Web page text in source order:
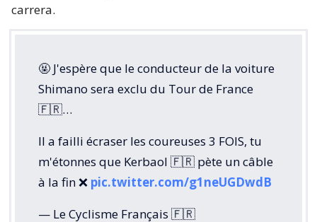
carrera.
🤬 J'espère que le conducteur de la voiture
Shimano sera exclu du Tour de France
🇫🇷…
Il a failli écraser les coureuses 3 FOIS, tu
m'étonnes que Kerbaol 🇫🇷 pète un câble
à la fin ❌️ pic.twitter.com/g1neUGDwdB
— Le Cyclisme Français 🇫🇷